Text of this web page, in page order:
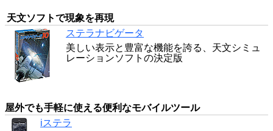
天文ソフトで現象を再現
ステラナビゲータ
美しい表示と豊富な機能を誇る、天文シミュ
レーションソフトの決定版
屋外でも手軽に使える便利なモバイルツール
iステラ